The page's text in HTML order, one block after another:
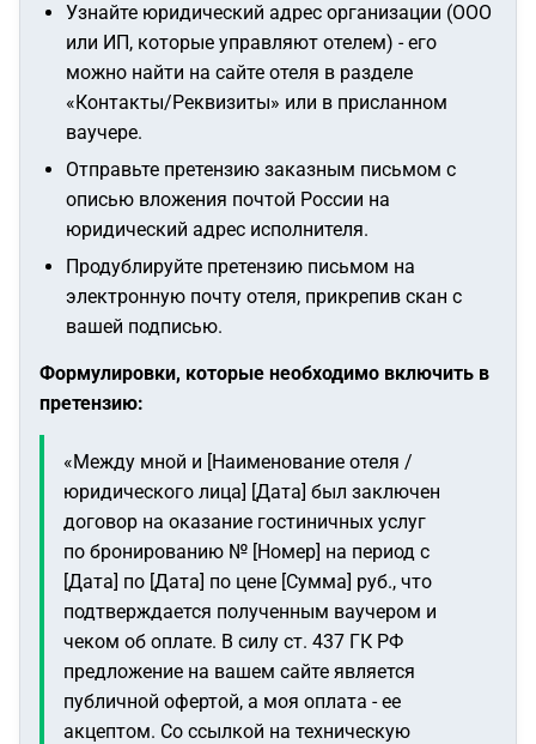
Узнайте юридический адрес организации (ООО
или ИП, которые управляют отелем) - его
можно найти на сайте отеля в разделе
«Контакты/Реквизиты» или в присланном
ваучере.
Отправьте претензию заказным письмом с
описью вложения почтой России на
юридический адрес исполнителя.
Продублируйте претензию письмом на
электронную почту отеля, прикрепив скан с
вашей подписью.
Формулировки, которые необходимо включить в
претензию:
«Между мной и [Наименование отеля /
юридического лица] [Дата] был заключен
договор на оказание гостиничных услуг
по бронированию № [Номер] на период с
[Дата] по [Дата] по цене [Сумма] руб., что
подтверждается полученным ваучером и
чеком об оплате. В силу ст. 437 ГК РФ
предложение на вашем сайте является
публичной офертой, а моя оплата - ее
акцептом. Со ссылкой на техническую